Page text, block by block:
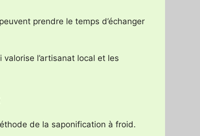
prendre le temps d’échanger
l’artisanat local et les
de la saponification à froid.